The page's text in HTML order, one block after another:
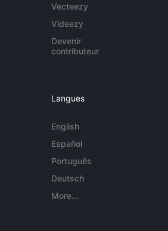
Vecteezy
Videezy
Devenir
contributeur
Langues
English
Español
Português
Deutsch
More...